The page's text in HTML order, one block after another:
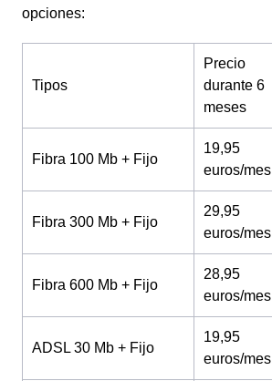
opciones:
Tipos
Precio
durante 6
meses
Fibra 100 Mb + Fijo
19,95
euros/mes
Fibra 300 Mb + Fijo
29,95
euros/mes
Fibra 600 Mb + Fijo
28,95
euros/mes
ADSL 30 Mb + Fijo
19,95
euros/mes